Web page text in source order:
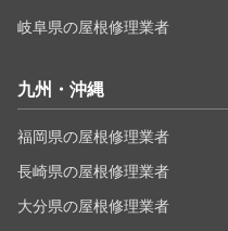
岐阜県の屋根修理業者
九州・沖縄
福岡県の屋根修理業者
長崎県の屋根修理業者
大分県の屋根修理業者